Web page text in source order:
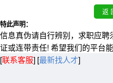
特此声明：
信息真伪请自行辨别，求职应
证或连带责任! 希望我们的平台
[联系客服] [最新找人才]